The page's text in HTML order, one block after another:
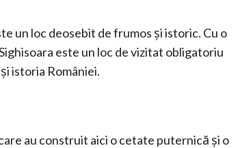
un loc deosebit de frumos și istoric. Cu o
este un loc de vizitat obligatoriu
istoria României.
au construit aici o cetate puternică și o